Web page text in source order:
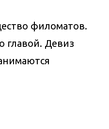
филоматов.
главой. Девиз